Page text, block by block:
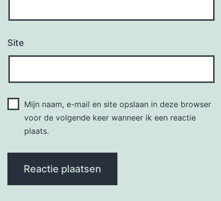
Site
Mijn naam, e-mail en site opslaan in deze browser
voor de volgende keer wanneer ik een reactie
plaats.